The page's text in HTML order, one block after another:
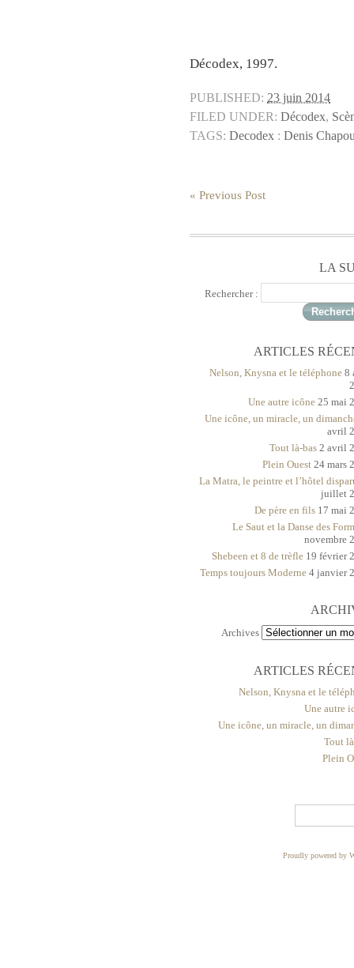
Décodex, 1997.
PUBLISHED: 23 juin 2014
FILED UNDER: Décodex,
TAGS: Decodex : Denis
« Previous Post
LA
Rechercher :
ARTICLES
Nelson, Knysna et le téléphone 8
Une autre icône 25 mai
Une icône, un miracle, un
avril
Tout là-bas 2 avril
Plein Ouest 24 mars
La Matra, le peintre et l’hôtel
juillet
De père en fils 17 mai
Le Saut et la Danse des
novembre
Shebeen et 8 de trèfle 19 février
Temps toujours Moderne 4 janvier
Archives
ARTICLES
Nelson, Knysna et le
Une autre
Une icône, un miracle, un
Tout
Plein
Proudly powered by